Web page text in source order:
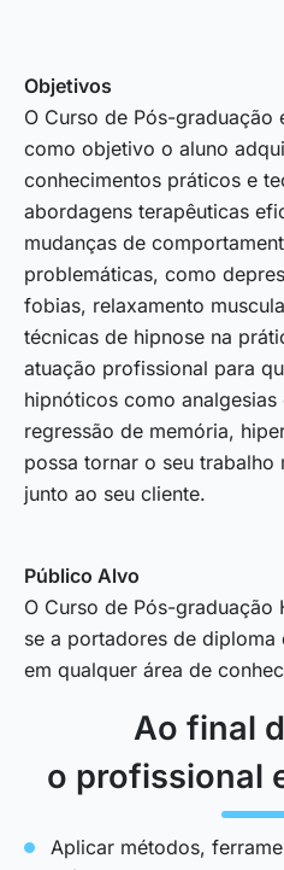
Objetivos
O Curso de Pós-graduação
como objetivo o aluno
conhecimentos práticos e
abordagens terapêuticas
mudanças de
problemáticas, como
fobias, relaxamento
técnicas de hipnose na
atuação profissional para
hipnóticos como analgesias
regressão de memória,
possa tornar o seu trabalho
junto ao seu cliente.
Público Alvo
O Curso de Pós-graduação
se a portadores de
em qualquer área de
Ao final
o profissional
Aplicar métodos,